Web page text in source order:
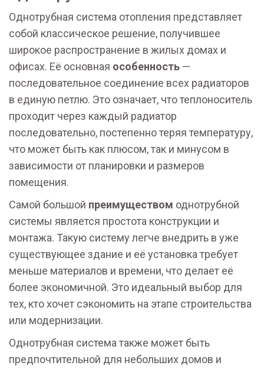
Однотрубная система отопления представляет
собой классическое решение, получившее
широкое распространение в жилых домах и
офисах. Её основная особенность —
последовательное соединение всех радиаторов
в единую петлю. Это означает, что теплоноситель
проходит через каждый радиатор
последовательно, постепенно теряя температуру,
что может быть как плюсом, так и минусом в
зависимости от планировки и размеров
помещения.
Самой большой преимуществом однотрубной
системы является простота конструкции и
монтажа. Такую систему легче внедрить в уже
существующее здание и её установка требует
меньше материалов и времени, что делает её
более экономичной. Это идеальный выбор для
тех, кто хочет сэкономить на этапе строительства
или модернизации.
Однотрубная система также может быть
предпочтительной для небольших домов и